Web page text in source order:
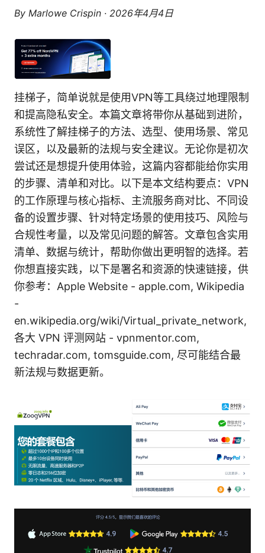
By Marlowe Crispin · 2026年4月4日
挂梯子，简单说就是使用VPN等工具绕过地理限制
和提高隐私安全。本篇文章将带你从基础到进阶，
系统性了解挂梯子的方法、选型、使用场景、常见
误区，以及最新的法规与安全建议。无论你是初次
尝试还是想提升使用体验，这篇内容都能给你实用
的步骤、清单和对比。以下是本文结构要点：VPN
的工作原理与核心指标、主流服务商对比、不同设
备的设置步骤、针对特定场景的使用技巧、风险与
合规性考量，以及常见问题的解答。文章包含实用
清单、数据与统计，帮助你做出更明智的选择。若
你想直接实践，以下是署名和资源的快速链接，供
你参考：Apple Website - apple.com, Wikipedia
-
en.wikipedia.org/wiki/Virtual_private_network,
各大 VPN 评测网站 - vpnmentor.com,
techradar.com, tomsguide.com, 尽可能结合最
新法规与数据更新。